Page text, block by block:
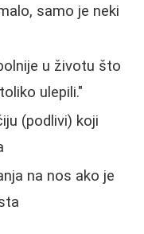
samo je neki
u životu što
ulepili."
(podlivi) koji
na nos ako je